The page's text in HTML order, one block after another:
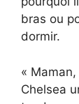
bras ou
dormir.
«
Chelsea